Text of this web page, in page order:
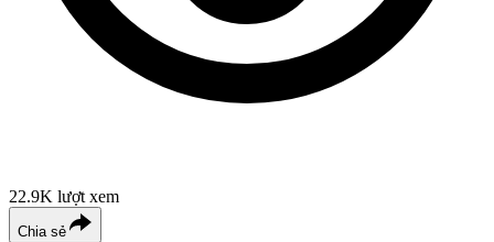
22.9K lượt xem
Chia sẻ